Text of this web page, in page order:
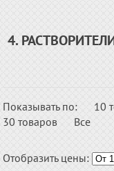
4.
Показывать по: 10
30 товаров
Все
Отобразить цены: